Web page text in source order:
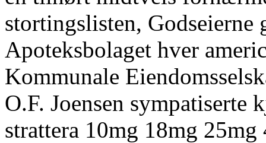
stortingslisten, Godseierne
Apoteksbolaget hver
Kommunale
O.F. Joensen sympatiserte
strattera 10mg 18mg